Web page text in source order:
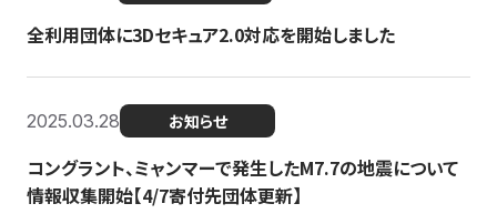
全利用団体に3Dセキュア2.0対応を開始しました
2025.03.28 お知らせ
コングラント、ミャンマーで発生したM7.7の地震について
情報収集開始【4/7寄付先団体更新】